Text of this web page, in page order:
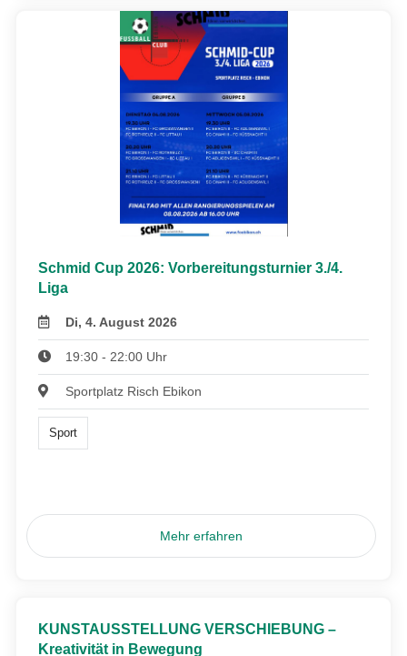
Schmid Cup 2026: Vorbereitungsturnier 3./4.
Liga
Di, 4. August 2026
19:30 - 22:00 Uhr
Sportplatz Risch Ebikon
Sport
Mehr erfahren
KUNSTAUSSTELLUNG VERSCHIEBUNG –
Kreativität in Bewegung